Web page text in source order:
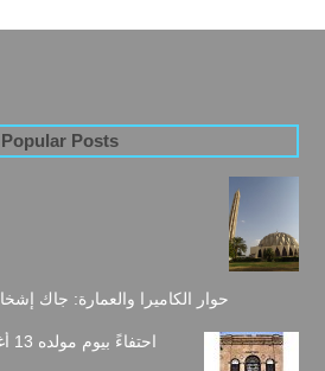
Popular Posts
حوار الكاميرا والعمارة: جاك